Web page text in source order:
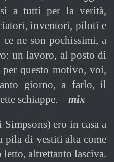
a tutti per la verità,
inventori, piloti e
ne son pochissimi, a
un lavoro, al posto di
questo motivo, voi,
giorno, a farlo, il
schiappe. – mix
ero in casa a
pila di vestiti alta come
altrettanto lasciva.